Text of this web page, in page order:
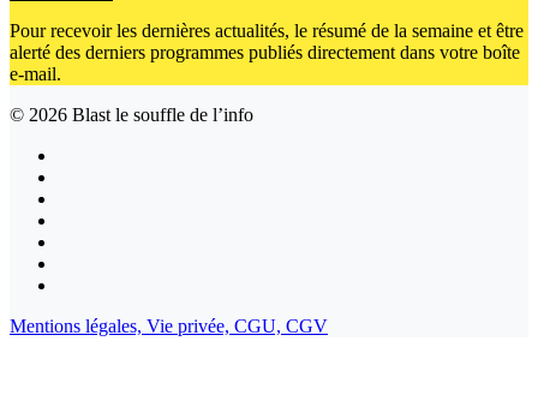
Pour recevoir les dernières actualités, le résumé de la semaine et être
alerté des derniers programmes publiés directement dans votre boîte
e-mail.
© 2026 Blast le souffle de l’info
Mentions légales, Vie privée, CGU, CGV